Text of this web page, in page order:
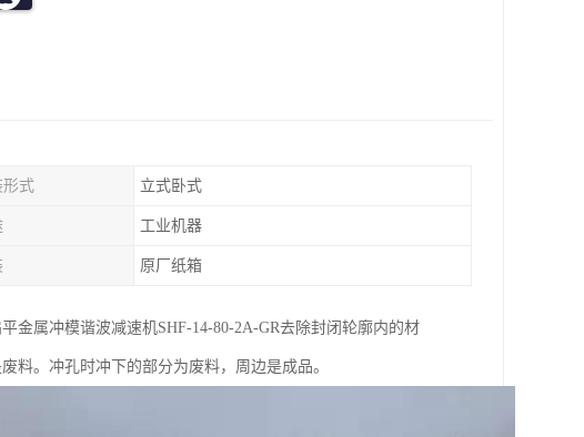
形式 立式卧式
工业机器
原厂纸箱
金属冲模谐波减速机SHF-14-80-2A-GR去除封闭轮廓内的材
料。冲孔时冲下的部分为废料，周边是成品。